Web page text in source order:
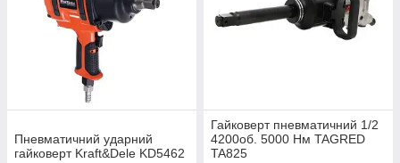
Пневматичний ударний
гайковерт Kraft&Dele KD5462
Гайковерт пневматичний 1/2
4200об. 5000 Нм TAGRED
TA825